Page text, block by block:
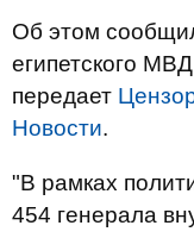
Об этом
египетского
передает
Новости.
"В рамках
454 генерала